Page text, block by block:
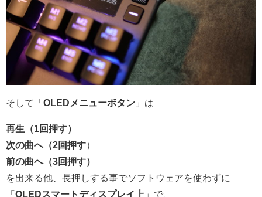
そして「 OLEDメニューボタン 」は
再生（1回押す）
次の曲へ（2回押す）
前の曲へ（3回押す）
を出来る他、長押しする事でソフトウェアを使わずに
「 OLEDスマートディスプレイ上 」で、